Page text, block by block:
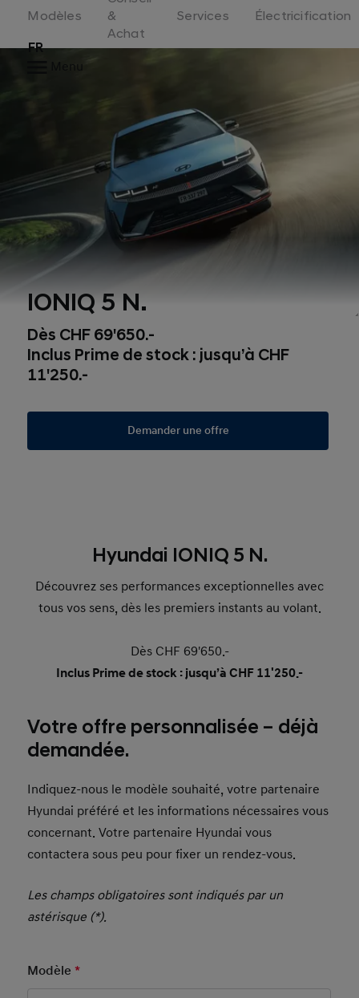
Switzerland
Modèles
&
Achat
Services Électricification
FR
IONIQ 5 N.
Dès CHF 69'650.-
Inclus Prime de stock : jusqu’à CHF
11'250.-
Demander une offre
Hyundai IONIQ 5 N.
Découvrez ses performances exceptionnelles avec
tous vos sens, dès les premiers instants au volant.
Dès CHF 69'650.-
Inclus Prime de stock : jusqu’à CHF 11'250.-
Votre offre personnalisée – déjà
demandée.
Indiquez-nous le modèle souhaité, votre partenaire
Hyundai préféré et les informations nécessaires vous
concernant. Votre partenaire Hyundai vous
contactera sous peu pour fixer un rendez-vous.
Les champs obligatoires sont indiqués par un
astérisque (*).
Modèle*